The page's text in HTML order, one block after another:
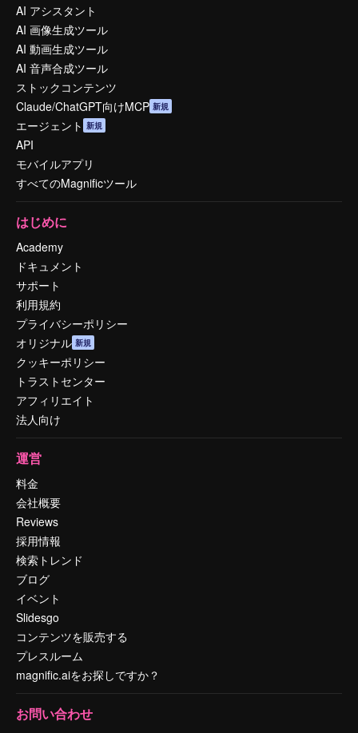
AI アシスタント
AI 画像生成ツール
AI 動画生成ツール
AI 音声合成ツール
ストックコンテンツ
Claude/ChatGPT向けMCP 新規
エージェント 新規
API
モバイルアプリ
すべてのMagnificツール
はじめに
Academy
ドキュメント
サポート
利用規約
プライバシーポリシー
オリジナル 新規
クッキーポリシー
トラストセンター
アフィリエイト
法人向け
運営
料金
会社概要
Reviews
採用情報
検索トレンド
ブログ
イベント
Slidesgo
コンテンツを販売する
プレスルーム
magnific.aiをお探しですか？
お問い合わせ